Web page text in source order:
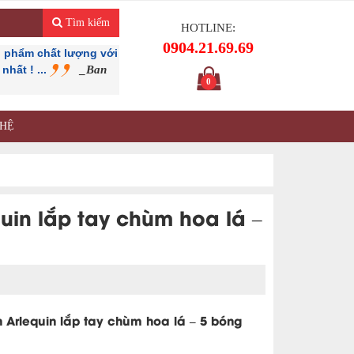
Tìm kiếm
phẩm chất lượng với
! ...
_Ban
HOTLINE:
0904.21.69.69
0
lắp tay chùm hoa lá –
Arlequin lắp tay chùm hoa lá – 5 bóng